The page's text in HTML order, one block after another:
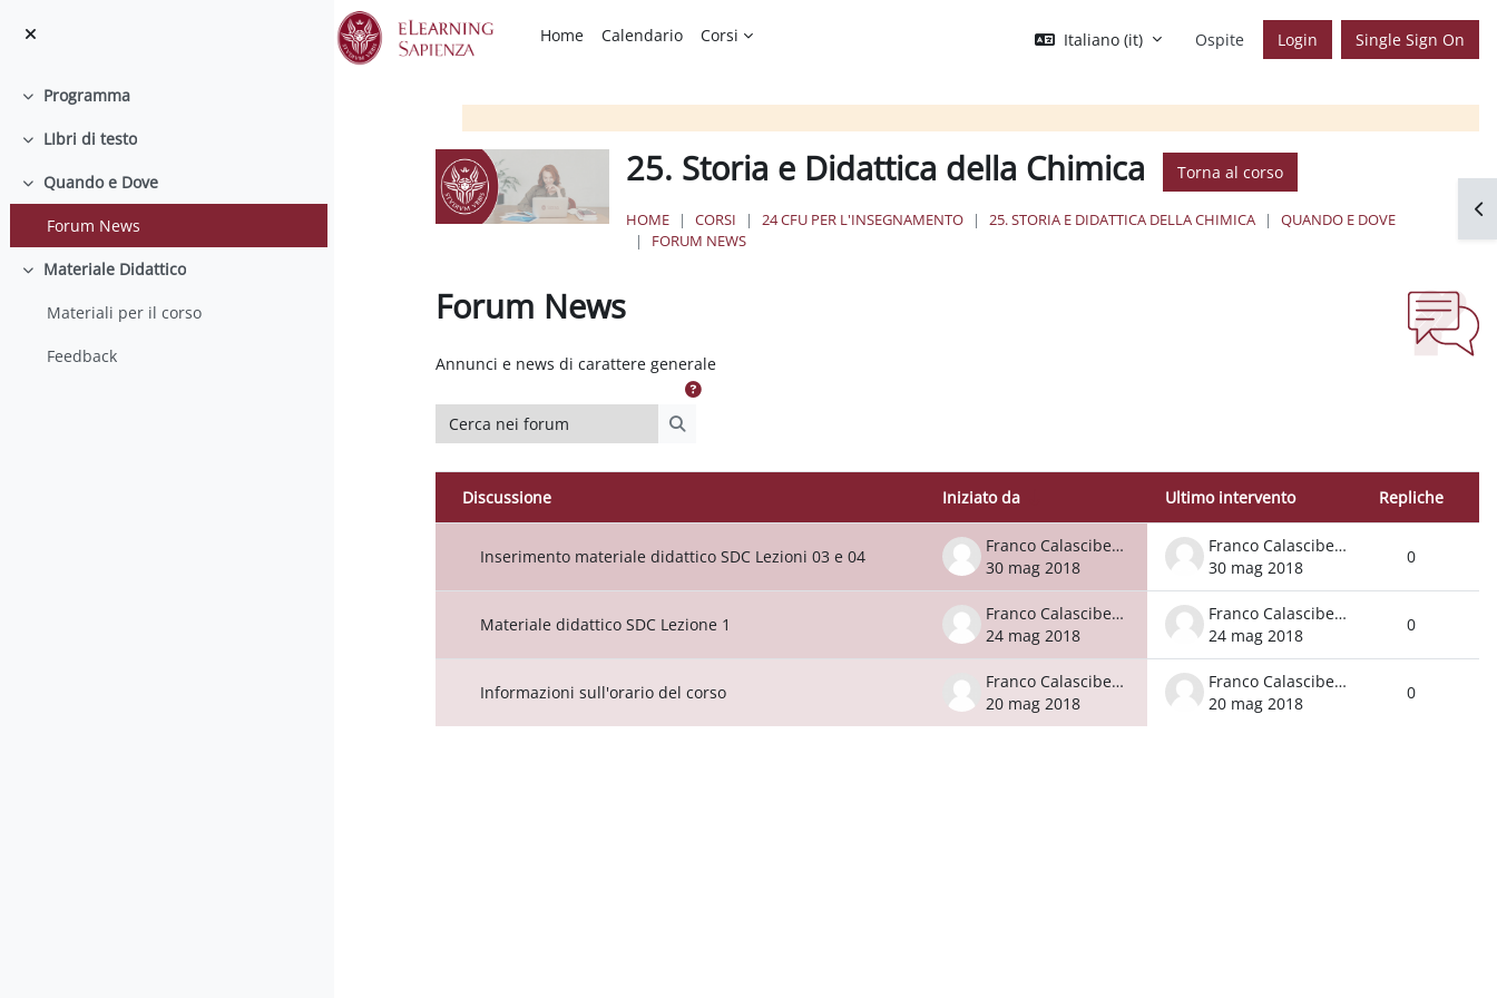
Home
Calendario Corsi Italiano ‎(it)‎ Ospite Login Single Sign On
Minimizza
Programma
Minimizza
LIbri di testo
Minimizza
Quando e Dove
Forum News
Minimizza
Materiale Didattico
Materiali per il corso
Feedback
25. Storia e Didattica della Chimica Torna al corso
HOME CORSI 24 CFU PER L'INSEGNAMENTO 25. STORIA E DIDATTICA DELLA CHIMICA
QUANDO E DOVE
FORUM NEWS
Forum News
Annunci e news di carattere generale
Cerca nei forum
Elenco delle discussioni. Visualizzazione di 3 discussioni su 3
Stato
Discussione Iniziato da Ultimo intervento
Repliche
Inserimento materiale didattico SDC Lezioni 03 e 04
Franco Calascibetta
30 mag 2018
Franco Calascibetta
30 mag 2018
0
Materiale didattico SDC Lezione 1
Franco Calascibetta
24 mag 2018
Franco Calascibetta
24 mag 2018
0
Informazioni sull'orario del corso
Franco Calascibetta
20 mag 2018
Franco Calascibetta
20 mag 2018
0